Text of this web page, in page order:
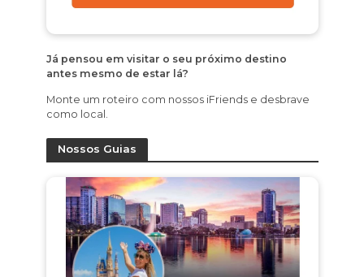
Já pensou em visitar o seu próximo destino
antes mesmo de estar lá?
Monte um roteiro com nossos iFriends e desbrave
como local.
Nossos Guias